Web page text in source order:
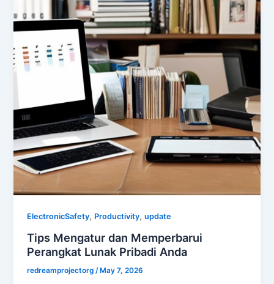
ElectronicSafety, Productivity,update
Tips Mengatur dan Memperbarui
Perangkat Lunak Pribadi Anda
redreamprojectorg /May 7, 2026